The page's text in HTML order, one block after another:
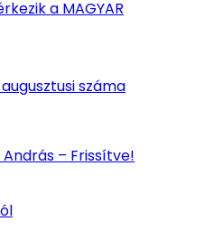
a MAGYAR
száma
– Frissítve!